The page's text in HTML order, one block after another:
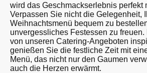
wird das Geschmackserlebnis perfekt
Verpassen Sie nicht die Gelegenheit,
Weihnachtsmenü bequem zu
unvergessliches Festessen zu
von unseren Catering-Angeboten
genießen Sie die festliche Zeit mit
Menü, das nicht nur den Gaumen
auch die Herzen erwärmt.